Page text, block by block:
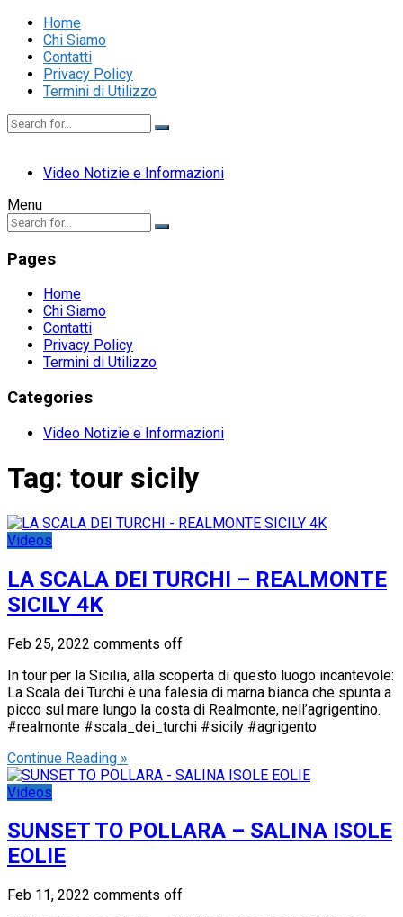
Home
Chi Siamo
Contatti
Privacy Policy
Termini di Utilizzo
Video Notizie e Informazioni
Menu
Pages
Home
Chi Siamo
Contatti
Privacy Policy
Termini di Utilizzo
Categories
Video Notizie e Informazioni
Tag: tour sicily
Videos
LA SCALA DEI TURCHI – REALMONTE
SICILY 4K
Feb 25, 2022 comments off
In tour per la Sicilia, alla scoperta di questo luogo incantevole:
La Scala dei Turchi è una falesia di marna bianca che spunta a
picco sul mare lungo la costa di Realmonte, nell’agrigentino.
#realmonte #scala_dei_turchi #sicily #agrigento
Continue Reading »
Videos
SUNSET TO POLLARA – SALINA ISOLE
EOLIE
Feb 11, 2022 comments off